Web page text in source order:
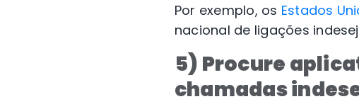
Por exemplo, os Estados
nacional de ligações
5) Procure
chamadas